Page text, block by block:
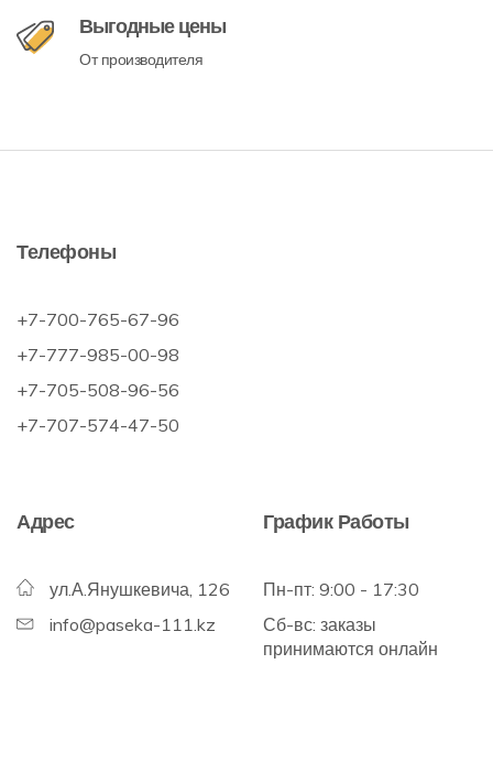
Выгодные цены
От производителя
Телефоны
+7-700-765-67-96
+7-777-985-00-98
+7-705-508-96-56
+7-707-574-47-50
Адрес
ул.А.Янушкевича, 126
info@paseka-111.kz
График Работы
Пн-пт: 9:00 - 17:30
Сб-вс: заказы
принимаются онлайн